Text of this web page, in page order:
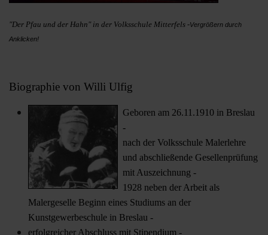
"Der Pfau und der Hahn" in der Volksschule Mitterfels -Vergrößern durch
Anklicken!
Biographie von Willi Ulfig
Geboren am 26.11.1910 in Breslau
-
nach der Volksschule Malerlehre
und abschließende Gesellenprüfung
mit Auszeichnung -
1928 neben der Arbeit als
Malergeselle Beginn eines Studiums an der
Kunstgewerbeschule in Breslau -
erfolgreicher Abschluss mit Stipendium -